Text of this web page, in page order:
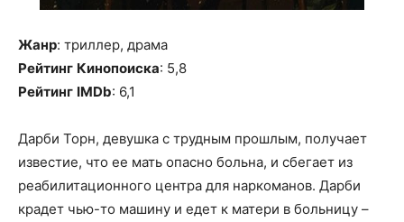
Жанр: триллер, драма
Рейтинг Кинопоиска: 5,8
Рейтинг IMDb: 6,1
Дарби Торн, девушка с трудным прошлым, получает
известие, что ее мать опасно больна, и сбегает из
реабилитационного центра для наркоманов. Дарби
крадет чью-то машину и едет к матери в больницу –